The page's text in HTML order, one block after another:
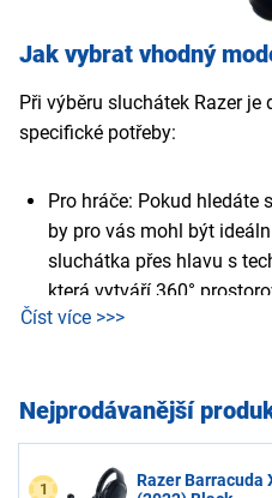
Jak vybrat vhodný
Při výběru sluchátek Razer je
specifické potřeby:
Pro hráče: Pokud hledáte
by pro vás mohl být
sluchátka přes hlavu s
která vytváří 360°
přesně lokalizovat
při dlouhém nošení. Dále
potlačením šumu.
Číst více >>>
Nejprodávanější
1
Razer Barracuda